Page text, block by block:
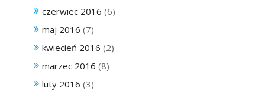
czerwiec 2016 (6)
maj 2016 (7)
kwiecień 2016 (2)
marzec 2016 (8)
luty 2016 (3)